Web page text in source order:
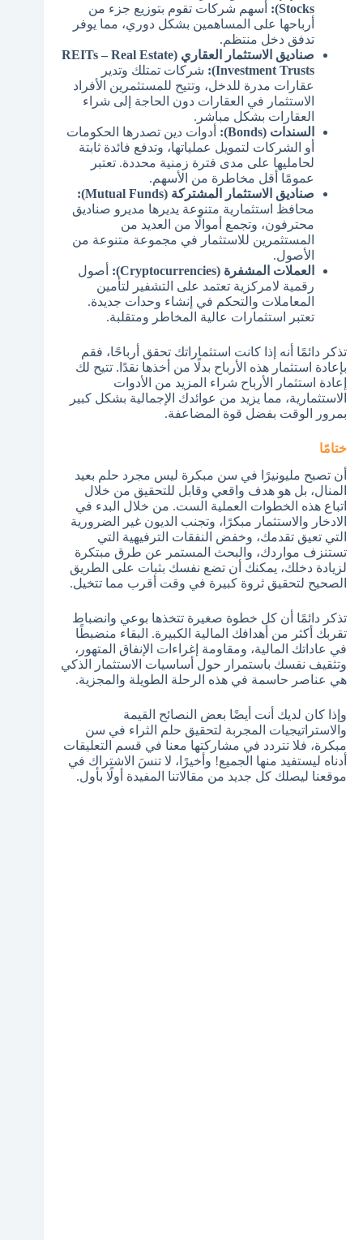
Stocks):
أسهم شركات تقوم بتوزيع جزء من
أرباحها على المساهمين بشكل دوري، مما يوفر
تدفق دخل منتظم.
صناديق الاستثمار العقاري (REITs – Real Estate
Investment Trusts):
شركات تمتلك وتدير
عقارات مدرة للدخل، وتتيح للمستثمرين الأفراد
الاستثمار في العقارات دون الحاجة إلى شراء
العقارات بشكل مباشر.
السندات (Bonds):
أدوات دين تصدرها الحكومات
أو الشركات لتمويل عملياتها، وتدفع فائدة ثابتة
لحامليها على مدى فترة زمنية محددة. تعتبر
عمومًا أقل مخاطرة من الأسهم.
صناديق الاستثمار المشتركة (Mutual Funds):
محافظ استثمارية متنوعة يديرها مديرو صناديق
محترفون، وتجمع أموالًا من العديد من
المستثمرين للاستثمار في مجموعة متنوعة من
الأصول.
العملات المشفرة (Cryptocurrencies):
أصول
رقمية لامركزية تعتمد على التشفير لتأمين
المعاملات والتحكم في إنشاء وحدات جديدة.
تعتبر استثمارات عالية المخاطر ومتقلبة.
تذكر دائمًا أنه إذا كانت استثماراتك تحقق أرباحًا، فقم
بإعادة استثمار هذه الأرباح بدلًا من أخذها نقدًا. تتيح لك
إعادة استثمار الأرباح شراء المزيد من الأدوات
الاستثمارية، مما يزيد من عوائدك الإجمالية بشكل كبير
بمرور الوقت بفضل قوة المضاعفة.
ختامًا
أن تصبح مليونيرًا في سن مبكرة ليس مجرد حلم بعيد
المنال، بل هو هدف واقعي وقابل للتحقيق من خلال
اتباع هذه الخطوات العملية الست. من خلال البدء في
الادخار والاستثمار مبكرًا، وتجنب الديون غير الضرورية
التي تعيق تقدمك، وخفض النفقات الترفيهية التي
تستنزف مواردك، والبحث المستمر عن طرق مبتكرة
لزيادة دخلك، يمكنك أن تضع نفسك بثبات على الطريق
الصحيح لتحقيق ثروة كبيرة في وقت أقرب مما تتخيل.
تذكر دائمًا أن كل خطوة صغيرة تتخذها بوعي وانضباط
تقربك أكثر من أهدافك المالية الكبيرة. البقاء منضبطًا
في عاداتك المالية، ومقاومة إغراءات الإنفاق المتهور،
وتثقيف نفسك باستمرار حول أساسيات الاستثمار الذكي
هي عناصر حاسمة في هذه الرحلة الطويلة والمجزية.
وإذا كان لديك أنت أيضًا بعض النصائح القيمة
والاستراتيجيات المجربة لتحقيق حلم الثراء في سن
مبكرة، فلا تتردد في مشاركتها معنا في قسم التعليقات
أدناه ليستفيد منها الجميع! وأخيرًا، لا تنسَ الاشتراك في
موقعنا ليصلك كل جديد من مقالاتنا المفيدة أولًا بأول.